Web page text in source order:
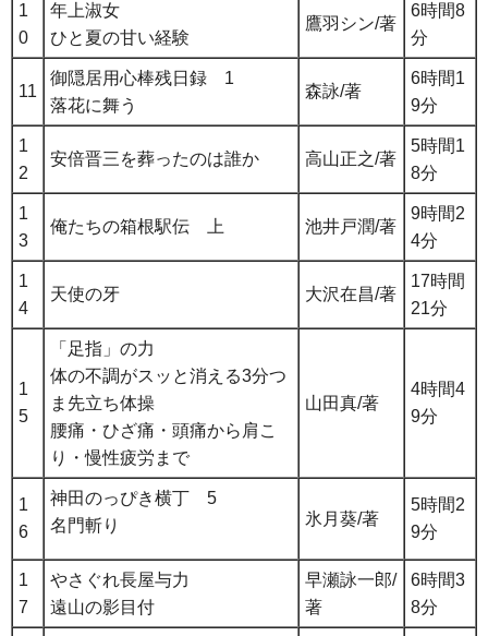
1
0
年上淑女
ひと夏の甘い経験
鷹羽シン/著
6時間8
分
11
御隠居用心棒残日録 1
落花に舞う
森詠/著
6時間1
9分
1
2
安倍晋三を葬ったのは誰か 高山正之/著
5時間1
8分
1
3
俺たちの箱根駅伝 上 池井戸潤/著
9時間2
4分
1
4
天使の牙 大沢在昌/著
17時間
21分
1
5
「足指」の力
体の不調がスッと消える3分つ
ま先立ち体操
腰痛・ひざ痛・頭痛から肩こ
り・慢性疲労まで
山田真/著
4時間4
9分
1
6
神田のっぴき横丁 5
名門斬り
氷月葵/著
5時間2
9分
1
7
やさぐれ長屋与力
遠山の影目付
早瀬詠一郎/
著
6時間3
8分